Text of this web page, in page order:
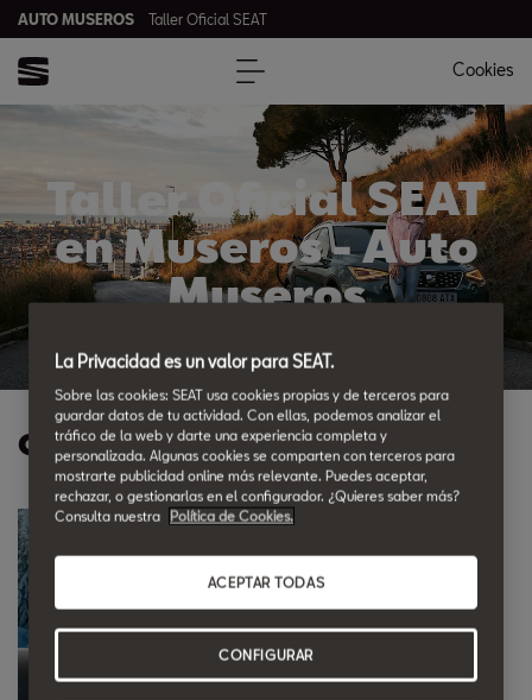
AUTO MUSEROS Taller Oficial SEAT
Cookies
Taller Oficial SEAT
en Museros - Auto
Museros
Ofertas Posventa
La Privacidad es un valor para SEAT.
Sobre las cookies: SEAT usa cookies propias y de terceros para
guardar datos de tu actividad. Con ellas, podemos analizar el
tráfico de la web y darte una experiencia completa y
personalizada. Algunas cookies se comparten con terceros para
mostrarte publicidad online más relevante. Puedes aceptar,
rechazar, o gestionarlas en el configurador. ¿Quieres saber más?
Consulta nuestra
Política de Cookies.
ACEPTAR TODAS
CONFIGURAR